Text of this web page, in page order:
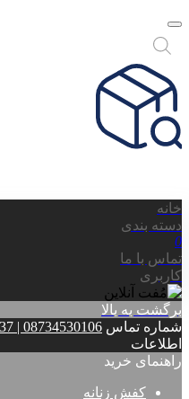
Products
search
خانه
دسته بندی
0
تماس با ما
کاربری
برگشت به بالا
شماره تماس 08734530106 | 09909994237
اطلاعات
راهنمای خرید
کفش زنانه